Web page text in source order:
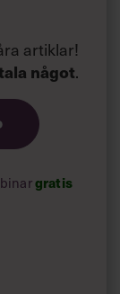
artiklar!
något.
gratis